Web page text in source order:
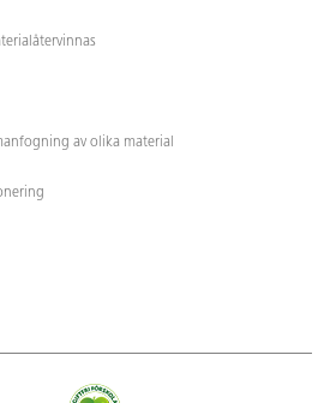
av olika material